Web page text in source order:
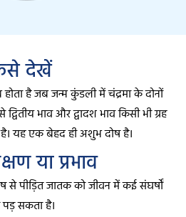
देखें
है जब जन्म कुंडली में चंद्रमा के दोनों
भाव और द्वादश भाव किसी भी ग्रह
है। यह एक बेहद ही अशुभ दोष है।
या प्रभाव
से पीड़ित जातक को जीवन में कई संघर्षों
सकता है।